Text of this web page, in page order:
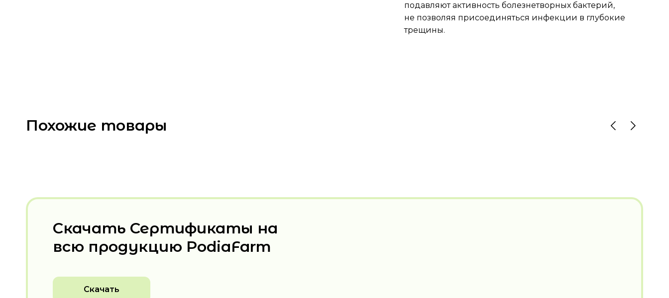
подавляют активность болезнетворных бактерий,
не позволяя присоединяться инфекции в глубокие
трещины.
Похожие товары
Скачать Сертификаты на
всю продукцию PodiaFarm
Скачать